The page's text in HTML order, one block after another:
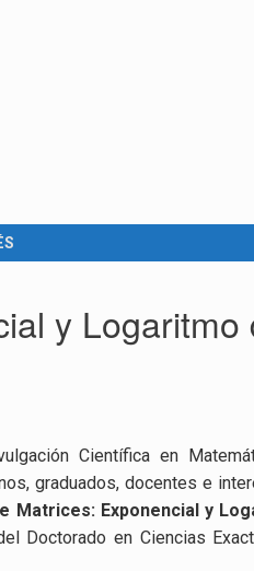
y Logaritmo
Científica en
graduados, docentes e
Matrices: Exponencial y
Doctorado en Ciencias